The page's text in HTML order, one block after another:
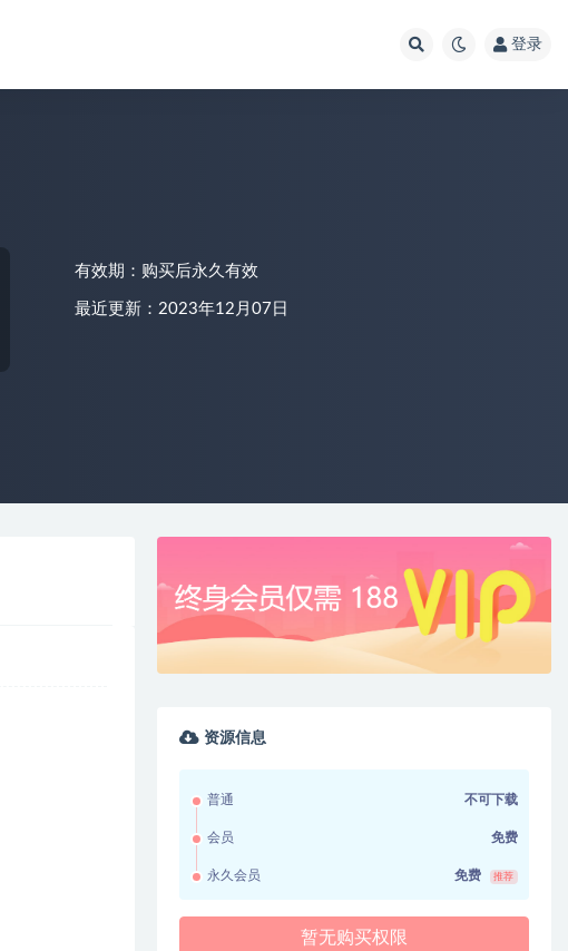
登录
有效期：购买后永久有效
最近更新：2023年12月07日
资源信息
普通 不可下载
会员 免费
永久会员 免费 推荐
暂无购买权限